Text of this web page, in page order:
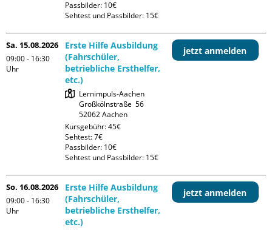
Passbilder: 10€
Sehtest und Passbilder: 15€
Sa. 15.08.2026
09:00 - 16:30
Uhr
Erste Hilfe Ausbildung
(Fahrschüler,
betriebliche Ersthelfer,
etc.)
Lernimpuls-Aachen
Großkölnstraße  56
Kursgebühr: 45€
Sehtest: 7€
Passbilder: 10€
Sehtest und Passbilder: 15€
jetzt anmelden
So. 16.08.2026
09:00 - 16:30
Uhr
Erste Hilfe Ausbildung
(Fahrschüler,
betriebliche Ersthelfer,
etc.)
jetzt anmelden